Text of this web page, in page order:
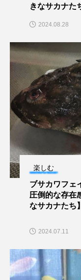
酒
長崎ペンギン水族館
青森県 頭足
骨
魚食 鯛の鯛
鳥羽水族館
きなサカナた
2024.08.28
楽しむ
ブサカワフェ
圧倒的な存在
なサカナたち】
2024.07.11